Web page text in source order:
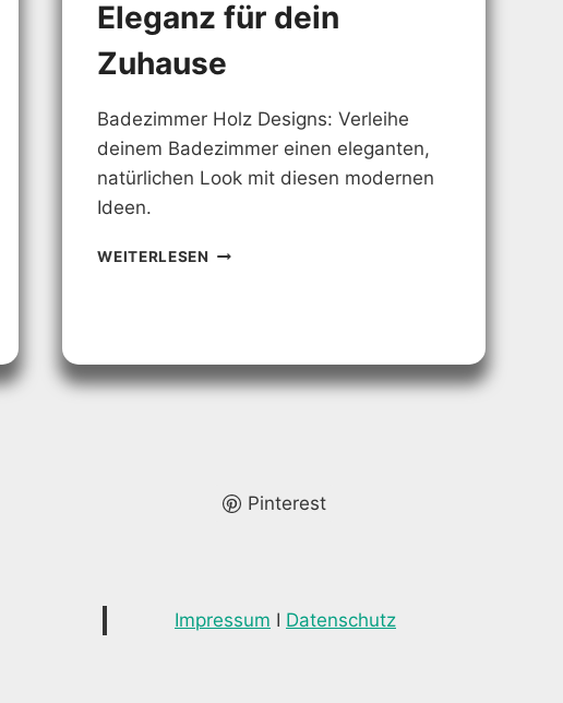
Eleganz für dein
Zuhause
Badezimmer Holz Designs: Verleihe
deinem Badezimmer einen eleganten,
natürlichen Look mit diesen modernen
Ideen.
WEITERLESEN BADEZIMMER
FÜR
DEIN
Pinterest
Impressum I Datenschutz